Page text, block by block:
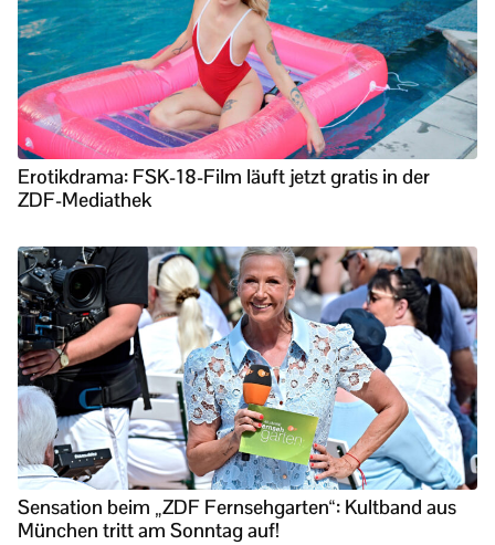
Erotikdrama: FSK-18-Film läuft jetzt gratis in der
ZDF-Mediathek
Sensation beim „ZDF Fernsehgarten“: Kultband aus
München tritt am Sonntag auf!